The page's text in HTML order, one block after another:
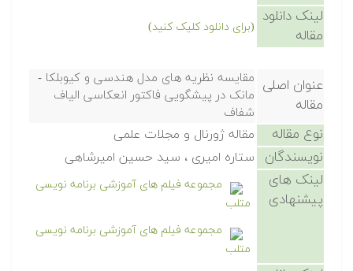
لینک دانلود
مقاله
(برای دانلود کلیک کنید)
عنوان اصلی
مقاله
مقایسه نظریه های مدل هندسی و کیوبلکا -
مانک در پیشگویی فاکتور انعکاسی الیاف
شفاف
نوع مقاله مقاله ژورنال و مجلات علمی
نویسندگان ستاره امیری ، سید حسین امیرشاهی
لینک های
پیشنهادی
مجموعه فیلم های آموزشی برنامه نویسی
متلب
مجموعه فیلم های آموزشی برنامه نویسی
متلب